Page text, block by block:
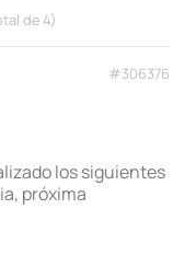
de 4)
#306376
los siguientes
próxima